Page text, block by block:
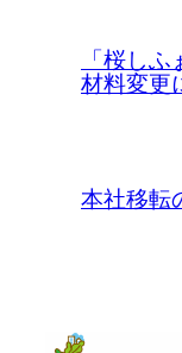
「桜し
材料変更
本社移転